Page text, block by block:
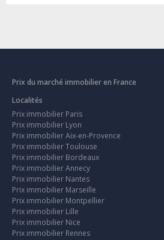
Prix du marché immobilier en France
Localités
Prix immobilier Paris
Prix immobilier Lyon
Prix immobilier Aix-en-Provence
Prix immobilier Toulouse
Prix immobilier Bordeaux
Prix immobilier Annecy
Prix immobilier Nantes
Prix immobilier Marseille
Prix immobilier Montpellier
Prix immobilier Lille
Prix immobilier Nice
Prix immobilier Rennes